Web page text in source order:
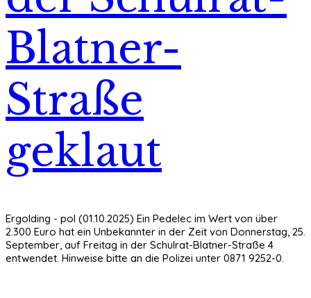
Blatner-
Straße
geklaut
Ergolding - pol (01.10.2025) Ein Pedelec im Wert von über
2.300 Euro hat ein Unbekannter in der Zeit von Donnerstag, 25.
September, auf Freitag in der Schulrat-Blatner-Straße 4
entwendet. Hinweise bitte an die Polizei unter 0871 9252-0.